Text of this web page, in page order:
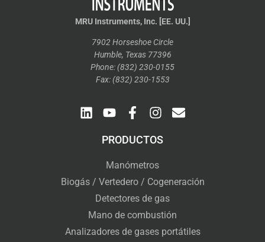
MRU Instruments, Inc. [EE. UU.]
7902 Horseshoe Circle
Humble, Texas 77396
Phone: (832) 230-0155
Fax: (832) 230-1553
PRODUCTOS
Manómetros
Biogás / Vertedero / Cogeneración
Detectores de gas
Mano de combustión
Analizadores de gases portátiles